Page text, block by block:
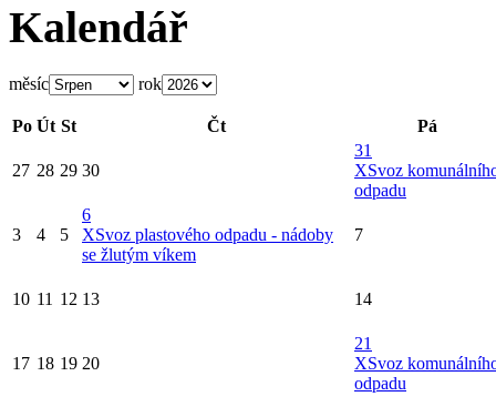
Kalendář
měsíc rok
Po Út St Čt Pá
27 28 29 30
31
XSvoz
odpadu
3 4 5
6
XSvoz plastového odpadu - nádoby
se žlutým víkem
7
10 11 12 13 14
17 18 19 20
21
XSvoz
odpadu